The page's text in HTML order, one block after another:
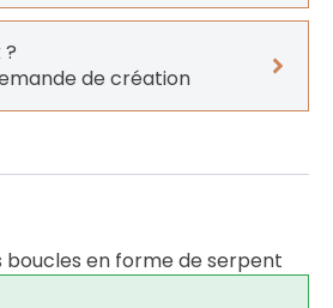
de création
boucles en forme de serpent